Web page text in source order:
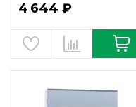
4 644 ₽